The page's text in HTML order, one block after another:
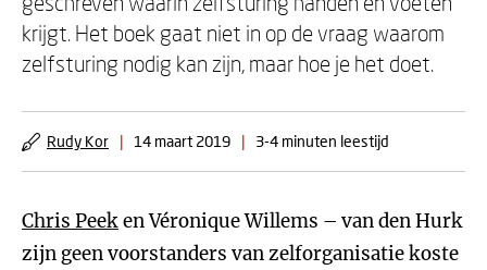
krijgt. Het boek gaat niet in op de vraag waarom
zelfsturing nodig kan zijn, maar hoe je het doet.
Rudy Kor | 14 maart 2019 | 3-4 minuten leestijd
Chris Peeken Véronique Willems – van den Hurk
zijn geen voorstanders van zelforganisatie koste